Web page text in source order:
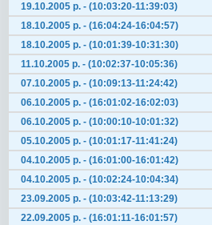
19.10.2005 р. - (10:03:20-11:39:03)
18.10.2005 р. - (16:04:24-16:04:57)
18.10.2005 р. - (10:01:39-10:31:30)
11.10.2005 р. - (10:02:37-10:05:36)
07.10.2005 р. - (10:09:13-11:24:42)
06.10.2005 р. - (16:01:02-16:02:03)
06.10.2005 р. - (10:00:10-10:01:32)
05.10.2005 р. - (10:01:17-11:41:24)
04.10.2005 р. - (16:01:00-16:01:42)
04.10.2005 р. - (10:02:24-10:04:34)
23.09.2005 р. - (10:03:42-11:13:29)
22.09.2005 р. - (16:01:11-16:01:57)